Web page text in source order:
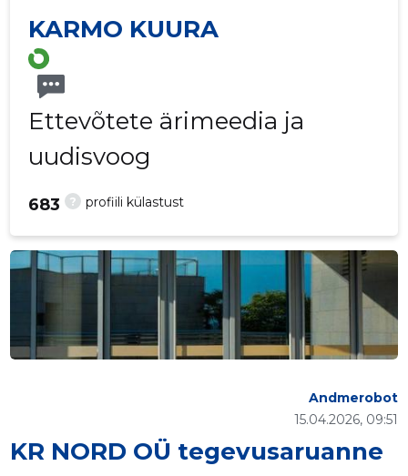
KARMO KUURA
Ettevõtete ärimeedia ja
uudisvoog
? profiili külastust
683
KR NORD OÜ tegevusaruanne
15.04.2026, 09:51
Andmerobot